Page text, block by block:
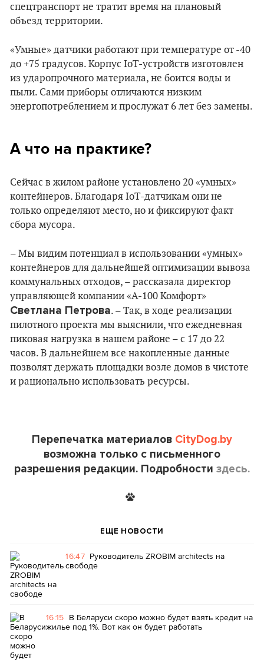
спецтранспорт не тратит время на плановый
объезд территории.
«Умные» датчики работают при температуре от -40
до +75 градусов. Корпус IoT-устройств изготовлен
из ударопрочного материала, не боится воды и
пыли. Сами приборы отличаются низким
энергопотреблением и прослужат 6 лет без замены.
А что на практике?
Сейчас в жилом районе установлено 20 «умных»
контейнеров. Благодаря IoT-датчикам они не
только определяют место, но и фиксируют факт
сбора мусора.
– Мы видим потенциал в использовании «умных»
контейнеров для дальнейшей оптимизации вывоза
коммунальных отходов, – рассказала директор
управляющей компании «А-100 Комфорт»
Светлана Петрова. – Так, в ходе реализации
пилотного проекта мы выяснили, что ежедневная
пиковая нагрузка в нашем районе – с 17 до 22
часов. В дальнейшем все накопленные данные
позволят держать площадки возле домов в чистоте
и рационально использовать ресурсы.
Перепечатка материалов CityDog.by
возможна только с письменного
разрешения редакции. Подробности здесь.
ЕЩЕ НОВОСТИ
16:47 Руководитель ZROBIM architects на
свободе
16:15 В Беларуси скоро можно будет взять кредит на
жилье под 1%. Вот как он будет работать